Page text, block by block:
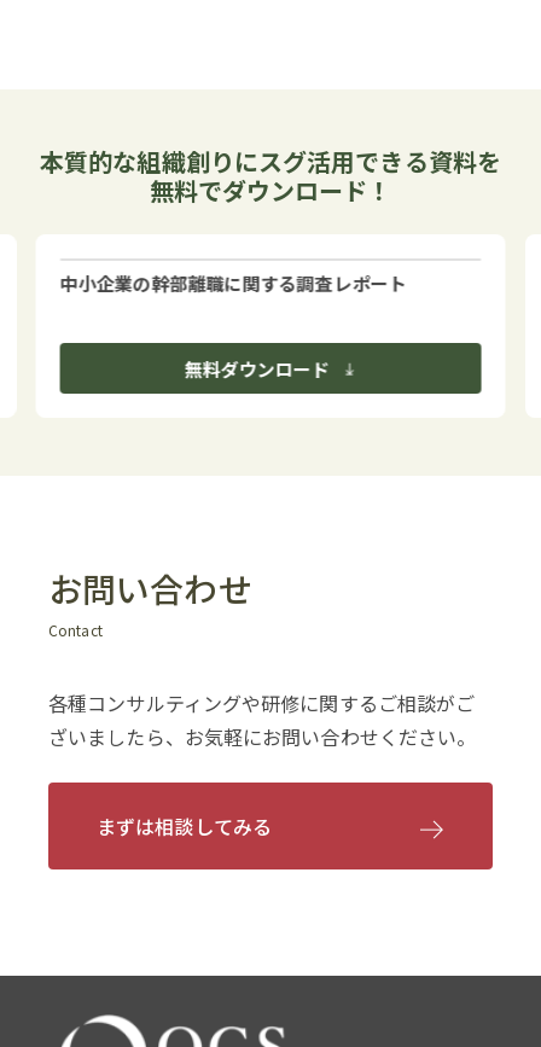
本質的な組織創りにスグ活用できる資料を
無料でダウンロード！
中小企業の幹部離職に関する調査レポート
無料ダウンロード
お問い合わせ
Contact
各種コンサルティングや研修に関するご相談がご
ざいましたら、お気軽にお問い合わせください。
まずは相談してみる